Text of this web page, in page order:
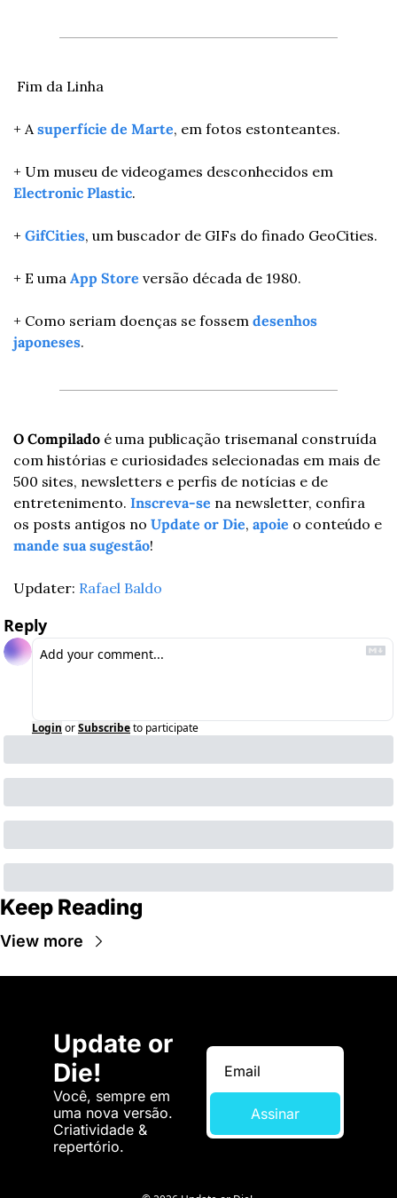
Fim da Linha
+ A superfície de Marte, em fotos estonteantes.
Electronic Plastic.
+ GifCities, um buscador de GIFs do finado GeoCities.
+ E uma App Store versão década de 1980.
+ Como seriam doenças se fossem desenhos
japoneses.
O Compilado é uma publicação trisemanal construída
com histórias e curiosidades selecionadas em mais de
500 sites, newsletters e perfis de notícias e de
entretenimento. Inscreva-se na newsletter, confira
os posts antigos no Update or Die, apoie
mande sua sugestão!
Updater: Rafael Baldo
Reply
Login orSubscribeto participate
Keep Reading
View more
Update or
Die!
Você, sempre em
uma nova versão.
Criatividade &
repertório.
Assinar